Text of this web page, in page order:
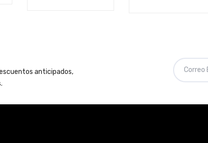
anticipados,